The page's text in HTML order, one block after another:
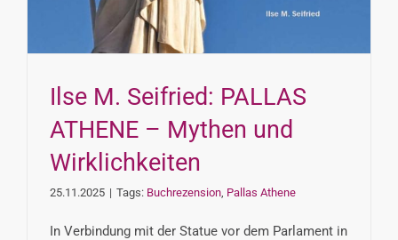
Ilse M. Seifried: PALLAS
ATHENE – Mythen und
Wirklichkeiten
25.11.2025 | Tags: Buchrezension Pallas Athene
In Verbindung mit der Statue vor dem Parlament in